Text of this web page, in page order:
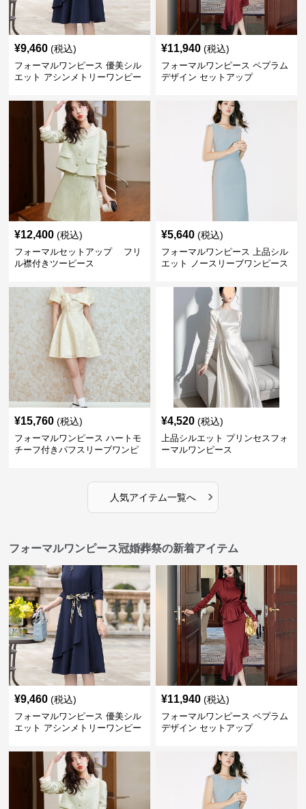
¥9,460 (税込)
フォーマルワンピース 優美シル
エット アシンメトリーワンピー
¥11,940 (税込)
フォーマルワンピース ペプラム
デザイン セットアップ
¥12,400 (税込)
フォーマルセットアップ フリ
ル襟付きツーピース
¥5,640 (税込)
フォーマルワンピース 上品シル
エット ノースリーブワンピース
¥15,760 (税込)
フォーマルワンピース ハートモ
チーフ付きパフスリーブワンピ
¥4,520 (税込)
上品シルエット プリンセスフォ
ーマルワンピース
人気アイテム一覧へ ›
フォーマルワンピース冠婚葬祭の新着アイテム
¥9,460 (税込)
フォーマルワンピース 優美シル
エット アシンメトリーワンピー
¥11,940 (税込)
フォーマルワンピース ペプラム
デザイン セットアップ